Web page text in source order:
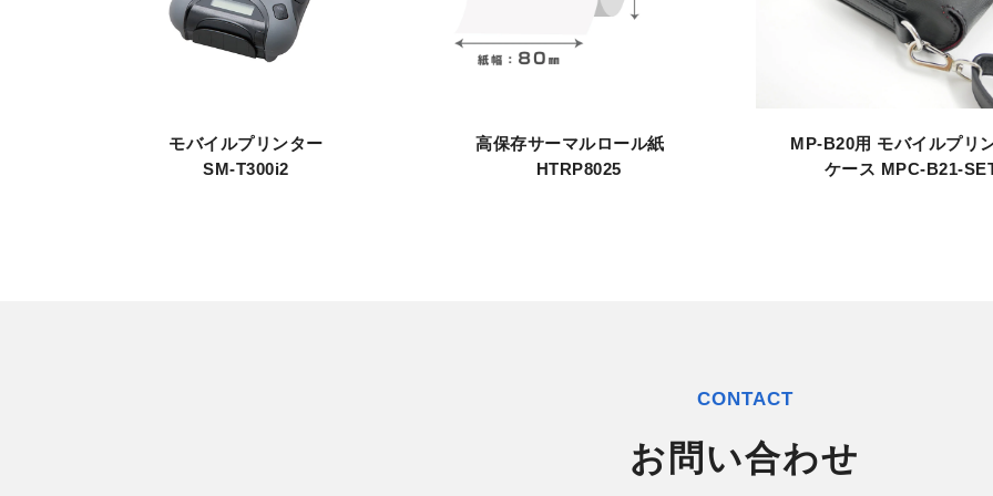
モバイルプリンター
SM-T300i2
高保存サーマルロール紙
HTRP8025
MP-B20用 モバイルプリ
ケース MPC-B21-
CONTACT
お問い合わせ